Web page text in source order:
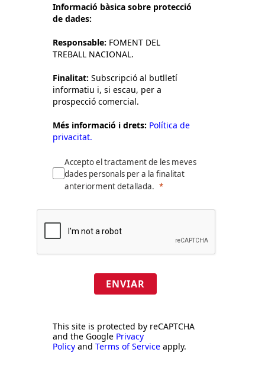
Informació bàsica sobre protecció
de dades:
Responsable: FOMENT DEL
TREBALL NACIONAL.
Finalitat: Subscripció al butlletí
informatiu i, si escau, per a
prospecció comercial.
Més informació i drets: Política de
privacitat.
Accepto el tractament de les meves
dades personals per a la finalitat
anteriorment detallada.
ENVIAR
This site is protected by reCAPTCHA
and the Google Privacy
Policy and Terms of Service apply.